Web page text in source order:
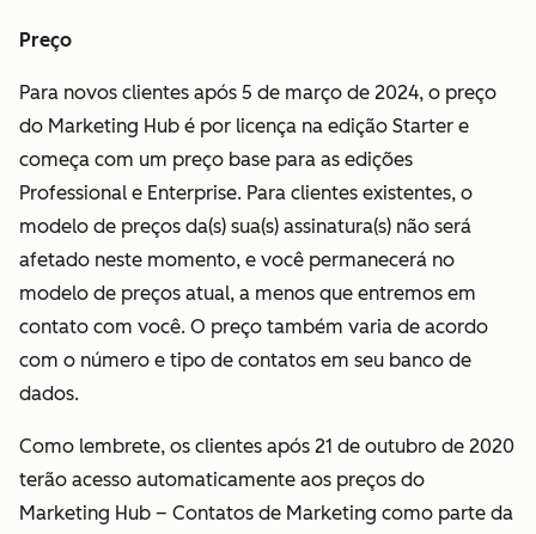
Preço
Para novos clientes após 5 de março de 2024, o preço
do Marketing Hub é por licença na edição Starter e
começa com um preço base para as edições
Professional e Enterprise. Para clientes existentes, o
modelo de preços da(s) sua(s) assinatura(s) não será
afetado neste momento, e você permanecerá no
modelo de preços atual, a menos que entremos em
contato com você. O preço também varia de acordo
com o número e tipo de contatos em seu banco de
dados.
Como lembrete, os clientes após 21 de outubro de 2020
terão acesso automaticamente aos preços do
Marketing Hub – Contatos de Marketing como parte da